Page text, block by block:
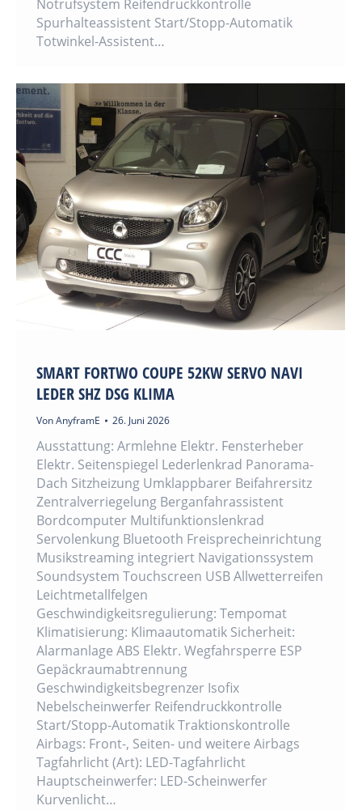
Notrufsystem Reifendruckkontrolle
Spurhalteassistent Start/Stopp-Automatik
Totwinkel-Assistent…
SMART FORTWO COUPE 52KW SERVO NAVI
LEDER SHZ DSG KLIMA
VonAnyframE 26. Juni 2026
Ausstattung: Armlehne Elektr. Fensterheber
Elektr. Seitenspiegel Lederlenkrad Panorama-
Dach Sitzheizung Umklappbarer Beifahrersitz
Zentralverriegelung Berganfahrassistent
Bordcomputer Multifunktionslenkrad
Servolenkung Bluetooth Freisprecheinrichtung
Musikstreaming integriert Navigationssystem
Soundsystem Touchscreen USB Allwetterreifen
Leichtmetallfelgen
Geschwindigkeitsregulierung: Tempomat
Klimatisierung: Klimaautomatik Sicherheit:
Alarmanlage ABS Elektr. Wegfahrsperre ESP
Gepäckraumabtrennung
Geschwindigkeitsbegrenzer Isofix
Nebelscheinwerfer Reifendruckkontrolle
Start/Stopp-Automatik Traktionskontrolle
Airbags: Front-, Seiten- und weitere Airbags
Tagfahrlicht (Art): LED-Tagfahrlicht
Hauptscheinwerfer: LED-Scheinwerfer
Kurvenlicht…